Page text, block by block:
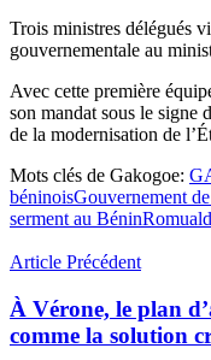
Trois ministres délégués
gouvernementale au
Avec cette première
son mandat sous le signe
de la modernisation de
Mots clés de Gakogoe:
béninoisGouvernement
serment au Bénin
Article Précédent
À Vérone, le plan
comme la solution